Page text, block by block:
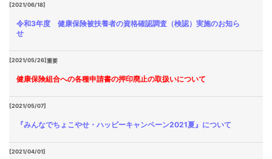
[2021/06/18]
令和3年度 健康保険被扶養者の資格確認調査（検認）実施のお知ら
せ
[2021/05/26]重要
健康保険組合への各種申請書の押印廃止の取扱いについて
[2021/05/07]
『みんなでちょこやせ・ハッピーキャンペーン2021夏』について
[2021/04/01]